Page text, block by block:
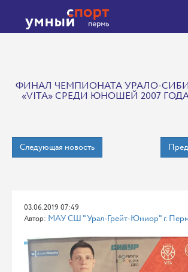
ФИНАЛ ЧЕМПИОНАТА УРАЛО-
«VITA» СРЕДИ ЮНОШЕЙ 2007
Следующая новость
03.06.2019 07:49
Автор: МАУ СШ "Урал-Грейт-Юниор" г.